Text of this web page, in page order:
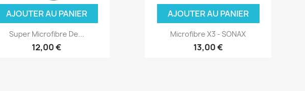
AJOUTER AU PANIER
Super Microfibre De...
12,00 €
AJOUTER AU PANIER
Microfibre X3 - SONAX
13,00 €